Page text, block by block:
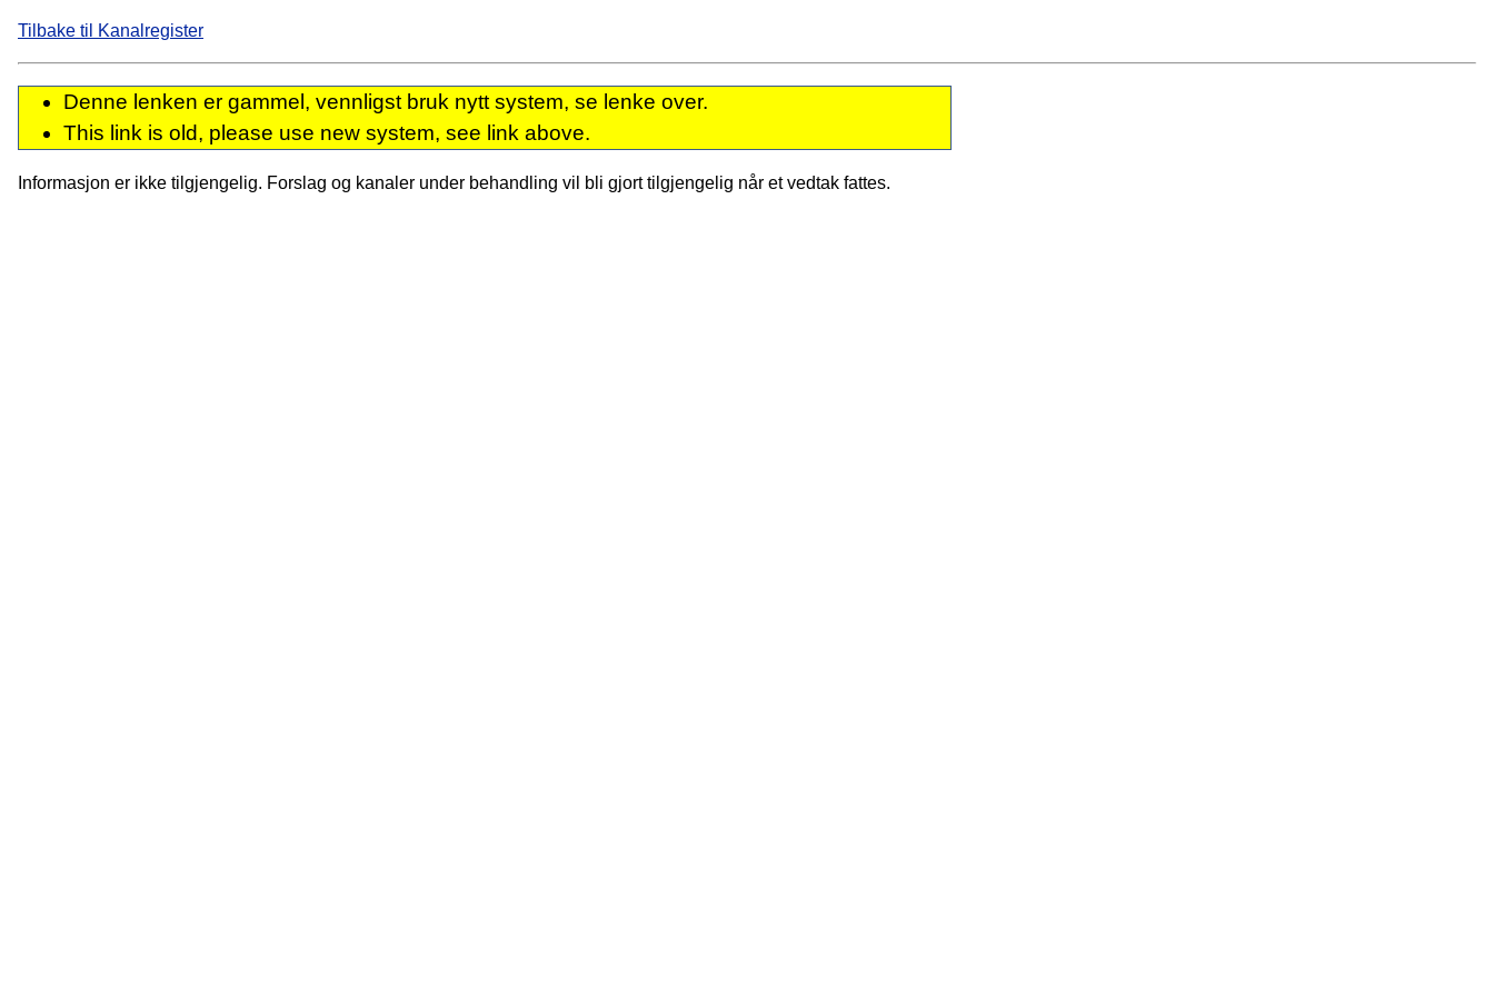
Tilbake til Kanalregister
Denne lenken er gammel, vennligst bruk nytt system, se lenke over.
This link is old, please use new system, see link above.
Informasjon er ikke tilgjengelig. Forslag og kanaler under behandling vil bli gjort tilgjengelig når et vedtak fattes.